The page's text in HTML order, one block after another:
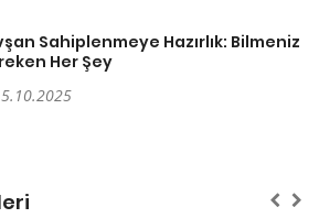
Sahiplenmeye Hazırlık: Bilmeniz
Her Şey